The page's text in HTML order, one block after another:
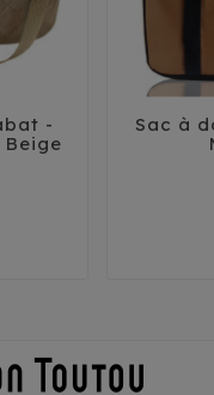
-
Beige
Sac à